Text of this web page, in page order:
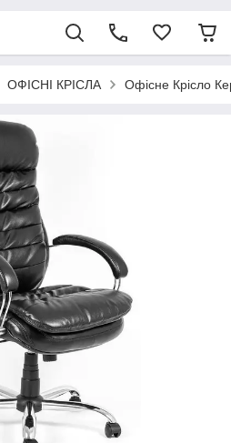
ОФІСНІ КРІСЛА Офісне Крісло